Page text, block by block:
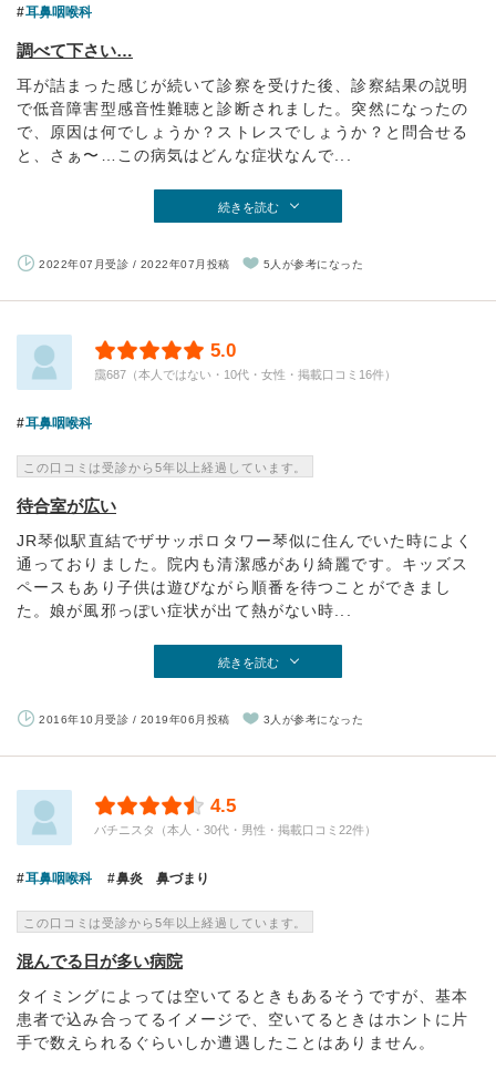
耳鼻咽喉科
調べて下さい…
耳が詰まった感じが続いて診察を受けた後、診察結果の説明
で低音障害型感音性難聴と診断されました。突然になったの
で、原因は何でしょうか？ストレスでしょうか？と問合せる
と、さぁ〜…この病気はどんな症状なんで...
続きを読む
2022年07月受診 / 2022年07月投稿 5人が参考になった
5.0
靄687（本人ではない・10代・女性・掲載口コミ16件）
耳鼻咽喉科
この口コミは受診から5年以上経過しています。
待合室が広い
JR琴似駅直結でザサッポロタワー琴似に住んでいた時によく
通っておりました。院内も清潔感があり綺麗です。キッズス
ペースもあり子供は遊びながら順番を待つことができまし
た。娘が風邪っぽい症状が出て熱がない時...
続きを読む
2016年10月受診 / 2019年06月投稿 3人が参考になった
4.5
バチニスタ（本人・30代・男性・掲載口コミ22件）
耳鼻咽喉科 鼻炎 鼻づまり
この口コミは受診から5年以上経過しています。
混んでる日が多い病院
タイミングによっては空いてるときもあるそうですが、基本
患者で込み合ってるイメージで、空いてるときはホントに片
手で数えられるぐらいしか遭遇したことはありません。